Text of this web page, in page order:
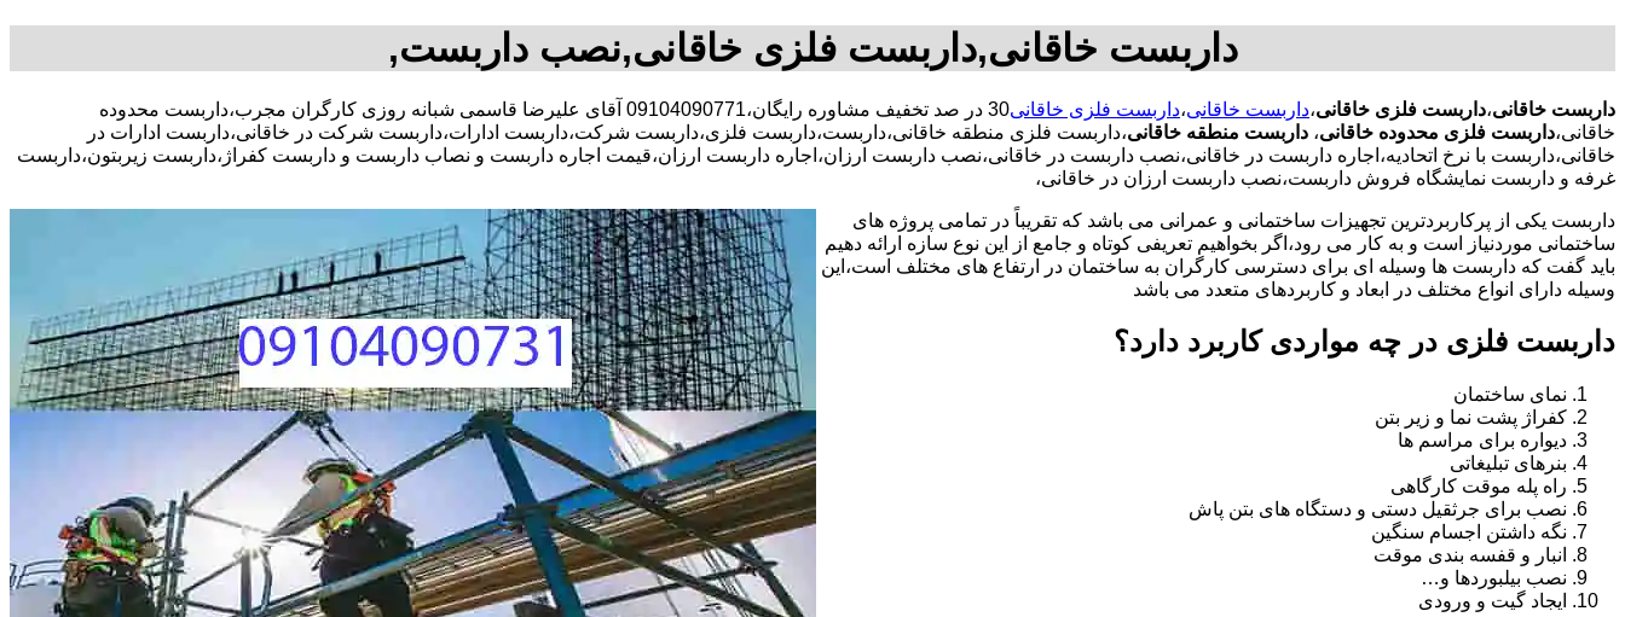
داربست خاقانی,داربست فلزی خاقانی,نصب داربست,
داربست خاقانی،داربست فلزی خاقانی،داربست خاقانی،داربست فلزی خاقانی
30 در صد تخفیف مشاوره رایگان،09104090771 آقای علیرضا قاسمی شبانه روزی کارگران مجرب،داربست محدوده
خاقانی،داربست فلزی محدوده خاقانی، داربست منطقه خاقانی،داربست فلزی منطقه خاقانی،داربست،داربست فلزی،داربست شرکت،داربست ادارات،داربست شرکت در خاقانی،داربست ادارات در
خاقانی،داربست با نرخ اتحادیه،اجاره داربست در خاقانی،نصب داربست در خاقانی،نصب داربست ارزان،اجاره داربست ارزان،قیمت اجاره داربست و نصاب داربست و داربست کفراژ،داربست زیربتون،داربست
غرفه و داربست نمایشگاه فروش داربست،نصب داربست ارزان در خاقانی،
داربست یکی از پرکاربردترین تجهیزات ساختمانی و عمرانی می باشد که تقریباً در تمامی پروژه های
ساختمانی موردنیاز است و به کار می رود،اگر بخواهیم تعریفی کوتاه و جامع از این نوع سازه ارائه دهیم
باید گفت که داربست ها وسیله ای برای دسترسی کارگران به ساختمان در ارتفاع های مختلف است،این
وسیله دارای انواع مختلف در ابعاد و کاربردهای متعدد می باشد
داربست فلزی در چه مواردی کاربرد دارد؟
نمای ساختمان
کفراژ پشت نما و زیر بتن
دیواره برای مراسم ها
بنرهای تبلیغاتی
راه پله موقت کارگاهی
نصب برای جرثقیل دستی و دستگاه های بتن پاش
نگه داشتن اجسام سنگین
انبار و قفسه بندی موقت
نصب بیلبوردها و…
ایجاد گیت و ورودی